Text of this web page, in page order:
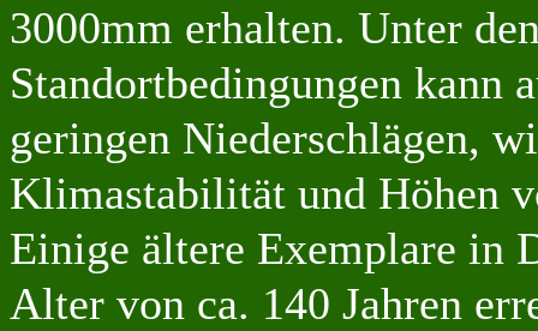
3000mm erhalten. Unter
Standortbedingungen kann
geringen Niederschlägen,
Klimastabilität und Höhen
Einige ältere Exemplare in
Alter von ca. 140 Jahren